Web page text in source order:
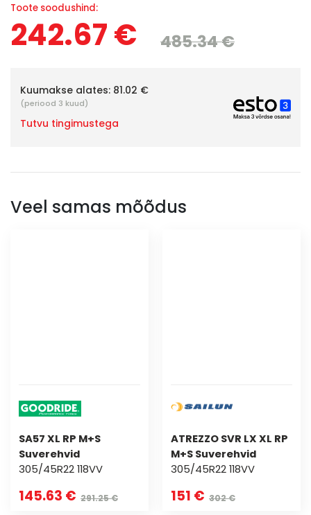
Toote soodushind:
242.67 € 485.34 €
Kuumakse alates: 81.02 €
(periood 3 kuud)
Tutvu tingimustega
Veel samas mõõdus
SA57 XL RP M+S
Suverehvid
305/45R22 118VV
145.63 € 291.25 €
ATREZZO SVR LX XL RP
M+S Suverehvid
305/45R22 118VV
151 € 302 €